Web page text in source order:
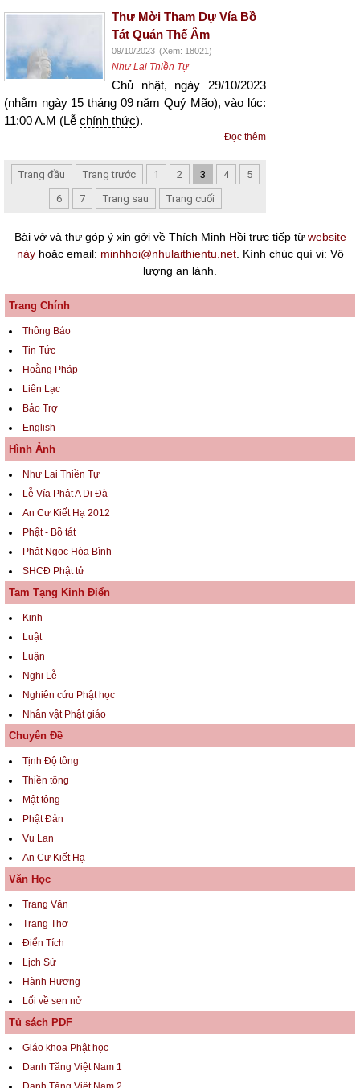
Thư Mời Tham Dự Vía Bồ
Tát Quán Thế Âm
09/10/2023 (Xem: 18021)
Như Lai Thiền Tự
Chủ nhật, ngày 29/10/2023
(nhằm ngày 15 tháng 09 năm Quý Mão), vào lúc:
11:00 A.M (Lễ chính thức).
Đọc thêm
Trang đầu Trang trước 1 2 3 4
5
6
7 Trang sau Trang cuối
Bài vở và thư góp ý xin gởi về Thích Minh Hồi trực tiếp từ website
nàyhoặc email: minhhoi@nhulaithientu.net. Kính chúc quí vị: Vô
lượng an lành.
Trang Chính
Thông Báo
Tin Tức
Hoằng Pháp
Liên Lạc
Bảo Trợ
English
Hình Ảnh
Như Lai Thiền Tự
Lễ Vía Phật A Di Đà
An Cư Kiết Hạ 2012
Phật - Bồ tát
Phật Ngọc Hòa Bình
SHCĐ Phật tử
Tam Tạng Kinh Điển
Kinh
Luật
Luận
Nghi Lễ
Nghiên cứu Phật học
Nhân vật Phật giáo
Chuyên Đề
Tịnh Độ tông
Thiền tông
Mật tông
Phật Đản
Vu Lan
An Cư Kiết Hạ
Văn Học
Trang Văn
Trang Thơ
Điển Tích
Lịch Sử
Hành Hương
Lối về sen nở
Tủ sách PDF
Giáo khoa Phật học
Danh Tăng Việt Nam 1